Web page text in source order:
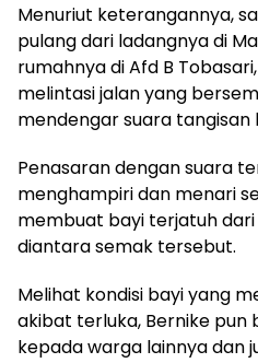
Menuriut keterangannya,
pulang dari ladangnya di
rumahnya di Afd B
melintasi jalan yang
mendengar suara tangisan
Penasaran dengan suara
menghampiri dan menari
membuat bayi terjatuh dari
diantara semak tersebut.
Melihat kondisi bayi yang
akibat terluka, Bernike
kepada warga lainnya dan